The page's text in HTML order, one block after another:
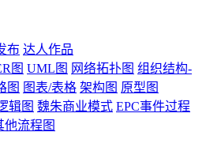
布 达人作品
图 UML图 网络拓扑图 组织结构-
图 图表/表格 架构图 原型图
辑图 魏朱商业模式 EPC事件过程
他流程图